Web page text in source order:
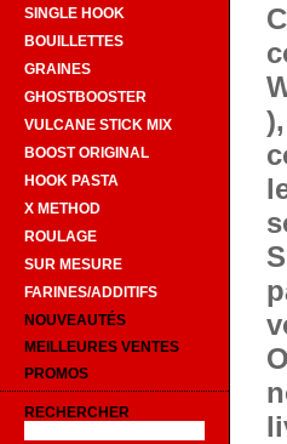
SINGLE HOOK
BOUILLETTES
GRAINES
GHOSTBOOSTER
VULCANE STICK MIX
BOOST ORIGINAL
HOOK PASTA
X METHOD
ROULAGE
SUR MESURE
FARINES/ADDITIFS
NOUVEAUTÉS
MEILLEURES VENTES
PROMOS
RECHERCHER